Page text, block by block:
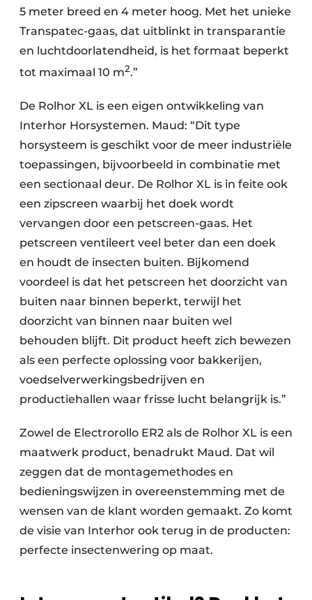
5 meter breed en 4 meter hoog. Met het unieke
Transpatec-gaas, dat uitblinkt in transparantie
en luchtdoorlatendheid, is het formaat beperkt
tot maximaal 10 m2.”
De Rolhor XL is een eigen ontwikkeling van
Interhor Horsystemen. Maud: “Dit type
horsysteem is geschikt voor de meer industriële
toepassingen, bijvoorbeeld in combinatie met
een sectionaal deur. De Rolhor XL is in feite ook
een zipscreen waarbij het doek wordt
vervangen door een petscreen-gaas. Het
petscreen ventileert veel beter dan een doek
en houdt de insecten buiten. Bijkomend
voordeel is dat het petscreen het doorzicht van
buiten naar binnen beperkt, terwijl het
doorzicht van binnen naar buiten wel
behouden blijft. Dit product heeft zich bewezen
als een perfecte oplossing voor bakkerijen,
voedselverwerkingsbedrijven en
productiehallen waar frisse lucht belangrijk is.”
Zowel de Electrorollo ER2 als de Rolhor XL is een
maatwerk product, benadrukt Maud. Dat wil
zeggen dat de montagemethodes en
bedieningswijzen in overeenstemming met de
wensen van de klant worden gemaakt. Zo komt
de visie van Interhor ook terug in de producten:
perfecte insectenwering op maat.